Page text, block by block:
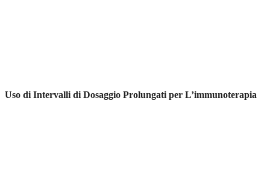
Uso di Intervalli di Dosaggio Prolungati per L’immunoterapia